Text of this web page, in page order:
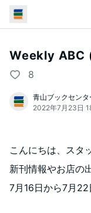
Weekly
8
青山ブックセンタ
2022年7月23日
こんにちは、スタ
新刊情報やお店の
7月16日から7月22